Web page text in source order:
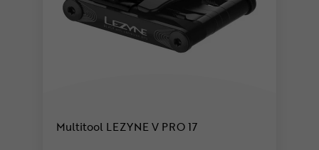
Multitool LEZYNE V PRO 17